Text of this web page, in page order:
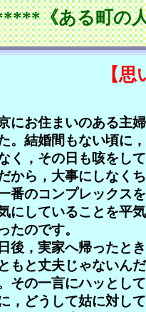
《ある町の
【
にお住まいのある主
。結婚間もない頃に
く，その日も咳をし
から，大事にしなく
番のコンプレックス
にしていることを平
たのです。
後，実家へ帰ったと
ともと丈夫じゃないん
その一言にハッとし
，どうして姑に対し